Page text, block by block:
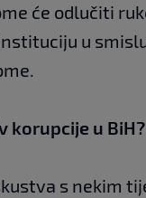
će odlučiti
u
korupcije u BiH?
s nekim